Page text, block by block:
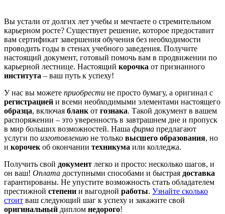
Вы устали от долгих лет учебы и мечтаете о стремительном
карьерном росте? Существует решение, которое предоставит
вам сертификат завершения обучения без необходимости
проводить годы в стенах учебного заведения. Получите
настоящий документ, готовый помочь вам в продвижении по
карьерной лестнице. Настоящий корочка от признанного
института – ваш путь к успеху!
У нас вы можете приобрести не просто бумагу, а оригинал с
регистрацией и всеми необходимыми элементами настоящего
образца, включая бланк от гознака. Такой документ в вашем
распоряжении – это уверенность в завтрашнем дне и пропуск
в мир больших возможностей. Наша фирма предлагают
услуги по изготовлению не только высшего образования, но
и корочек об окончании техникума или колледжа.
Получить свой документ легко и просто: несколько шагов, и
он ваш! Оплата доступными способами и быстрая доставка
гарантированы. Не упустите возможность стать обладателем
престижной степени и выгодной работы. Узнайте сколько
стоит ваш следующий шаг к успеху и закажите свой
оригинальный диплом недорого!